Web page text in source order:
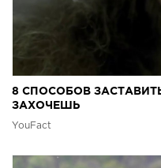
8 СПОСОБОВ
ЗАХОЧЕШЬ
YouFact